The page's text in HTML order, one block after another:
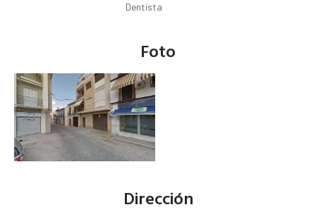
Dentista
Foto
Dirección